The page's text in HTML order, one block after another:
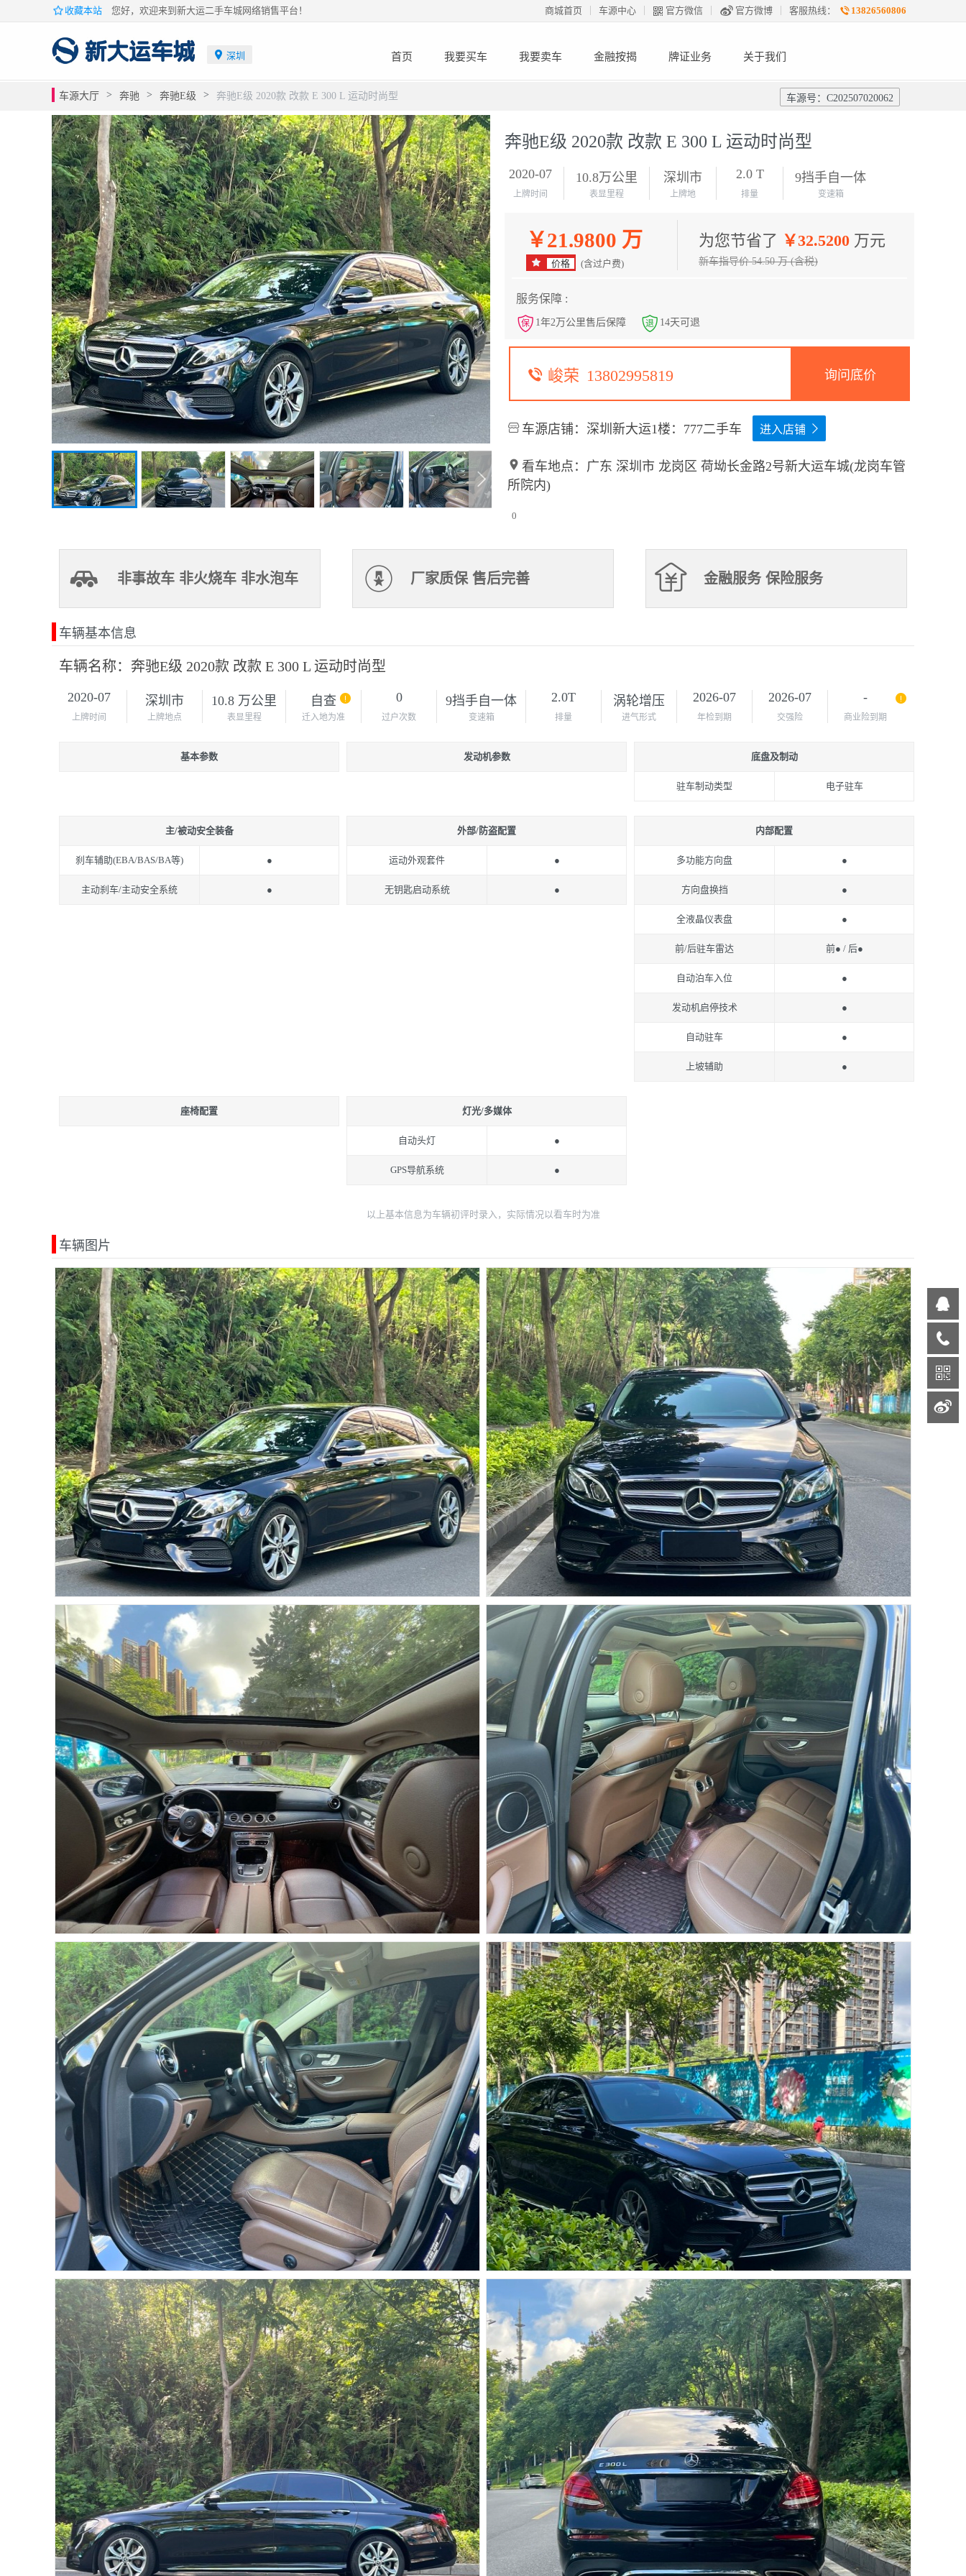
收藏本站 您好，欢迎来到新大运二手车城网络销售平台！ 商城首页 车源中心 官方微信 官方微博 客服热线： 13826560806
深圳 首页 我要买车 我要卖车 金融按揭 牌证业务 关于我们
车源大厅 > 奔驰 > 奔驰E级 > 奔驰E级 2020款 改款 E 300 L 运动时尚型 车源号：C202507020062
奔驰E级 2020款 改款 E 300 L 运动时尚型
2020-07
上牌时间
10.8万公里
表显里程
深圳市
上牌地
2.0 T
排量
9挡手自一体
变速箱
￥21.9800 万
价格 (含过户费)
为您节省了 ￥32.5200 万元
新车指导价 54.50 万 (含税)
服务保障 :
保 1年2万公里售后保障 退 14天可退
询问底价
峻荣 13802995819
车源店铺：深圳新大运1楼：777二手车 进入店铺
看车地点：广东 深圳市 龙岗区 荷坳长金路2号新大运车城(龙岗车管
所院内)
0
非事故车 非火烧车 非水泡车 厂家质保 售后完善 金融服务 保险服务
车辆基本信息
车辆名称：奔驰E级 2020款 改款 E 300 L 运动时尚型
2020-07
上牌时间
深圳市
上牌地点
10.8 万公里
表显里程
自查
迁入地为准
0
过户次数
9挡手自一体
变速箱
2.0T
排量
涡轮增压
进气形式
2026-07
年检到期
2026-07
交强险
-
商业险到期
基本参数 发动机参数 底盘及制动
驻车制动类型 电子驻车
主/被动安全装备
刹车辅助(EBA/BAS/BA等) ●
主动刹车/主动安全系统 ●
外部/防盗配置
运动外观套件 ●
无钥匙启动系统 ●
内部配置
多功能方向盘 ●
方向盘换挡 ●
全液晶仪表盘 ●
前/后驻车雷达 前● / 后●
自动泊车入位 ●
发动机启停技术 ●
自动驻车 ●
上坡辅助 ●
座椅配置 灯光/多媒体
自动头灯 ●
GPS导航系统 ●
以上基本信息为车辆初评时录入，实际情况以看车时为准
车辆图片